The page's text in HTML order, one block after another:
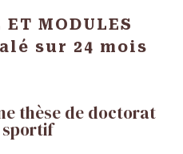
ET MODULES
sur 24 mois
thèse de doctorat
sportif